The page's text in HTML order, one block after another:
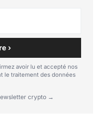
›
avoir lu et accepté nos
le traitement des données
crypto →